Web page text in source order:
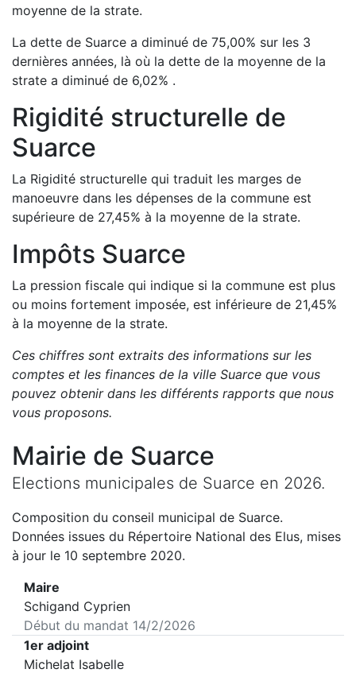
moyenne de la strate.
La dette de Suarce a diminué de 75,00% sur les 3
dernières années, là où la dette de la moyenne de la
strate a diminué de 6,02% .
Rigidité structurelle de
Suarce
La Rigidité structurelle qui traduit les marges de
manoeuvre dans les dépenses de la commune est
supérieure de 27,45% à la moyenne de la strate.
Impôts Suarce
La pression fiscale qui indique si la commune est plus
ou moins fortement imposée, est inférieure de 21,45%
à la moyenne de la strate.
Ces chiffres sont extraits des informations sur les
comptes et les finances de la ville Suarce que vous
pouvez obtenir dans les différents rapports que nous
vous proposons.
Mairie de Suarce
Elections municipales de Suarce en 2026.
Composition du conseil municipal de Suarce.
Données issues du Répertoire National des Elus, mises
à jour le 10 septembre 2020.
Maire
Schigand Cyprien
Début du mandat 14/2/2026
1er adjoint
Michelat Isabelle